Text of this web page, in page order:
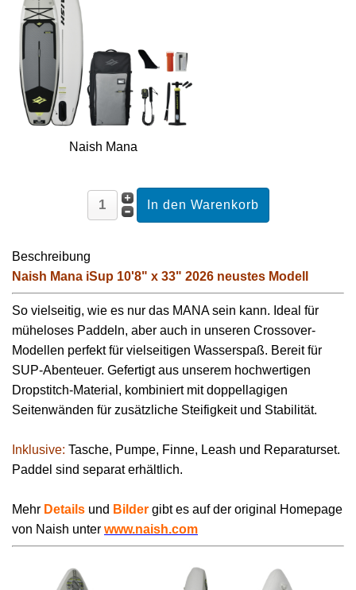
Naish Mana
Beschreibung
Naish Mana iSup 10'8" x 33" 2026 neustes Modell
So vielseitig, wie es nur das MANA sein kann. Ideal für
müheloses Paddeln, aber auch in unseren Crossover-
Modellen perfekt für vielseitigen Wasserspaß. Bereit für
SUP-Abenteuer. Gefertigt aus unserem hochwertigen
Dropstitch-Material, kombiniert mit doppellagigen
Seitenwänden für zusätzliche Steifigkeit und Stabilität.
Inklusive: Tasche, Pumpe, Finne, Leash und Reparaturset.
Paddel sind separat erhältlich.
Mehr Details und Bilder gibt es auf der original Homepage
von Naish unter www.naish.com